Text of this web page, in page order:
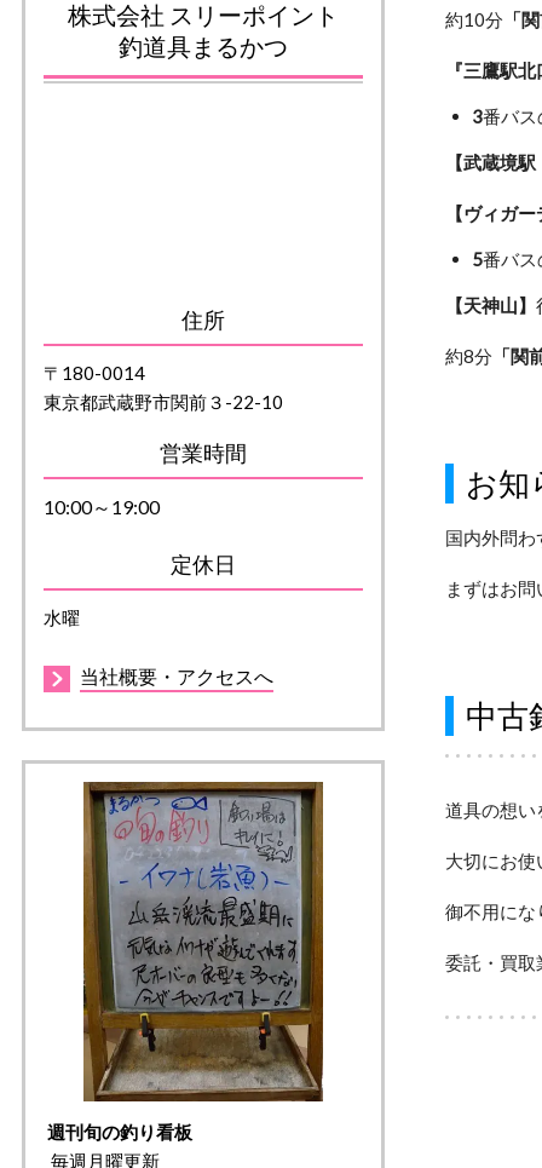
約10分 「
『三鷹駅
3番バ
【武蔵境
【ヴィガ
5番バ
【天神山】
約8分 「関
お知
国内外問
まずはお
中古
道具の想い
大切にお
御不用にな
委託・買取
株式会社 スリーポイント
釣道具まるかつ
住所
〒180-0014
東京都武蔵野市関前３-22-10
営業時間
10:00～19:00
定休日
水曜
当社概要・アクセスへ
週刊旬の釣り看板
毎週月曜更新